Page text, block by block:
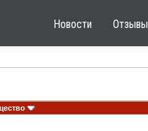
Новости Отзывы